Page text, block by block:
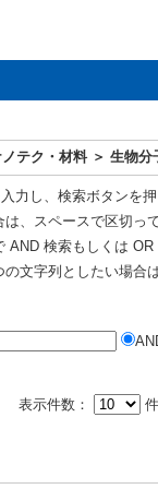
ノテク・材料 ＞ 生物分
力し、検索ボタンを
、スペースで区切っ
検索もしくは
文字列としたい場合
表示件数：